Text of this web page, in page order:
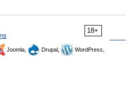
18+
Joomla, Drupal,
WordPress,